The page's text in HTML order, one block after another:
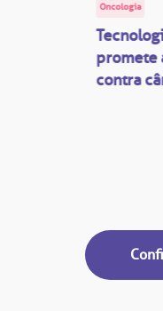
Oncologia
promete
contra